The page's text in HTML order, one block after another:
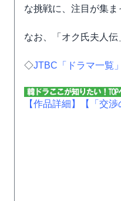
な挑戦に、注目が集ま
なお、「オク氏夫人
◇JTBC「ドラマ一覧
【作品詳細】 【「交